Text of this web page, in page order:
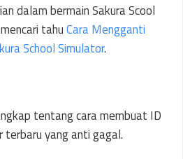
dalam bermain Sakura Scool
tahuCara Mengganti
School Simulator.
tentang cara membuat ID
terbaru yang anti gagal.